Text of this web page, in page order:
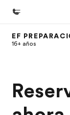
Inicio
Programas
Ver todo lo que
EF
16+ años